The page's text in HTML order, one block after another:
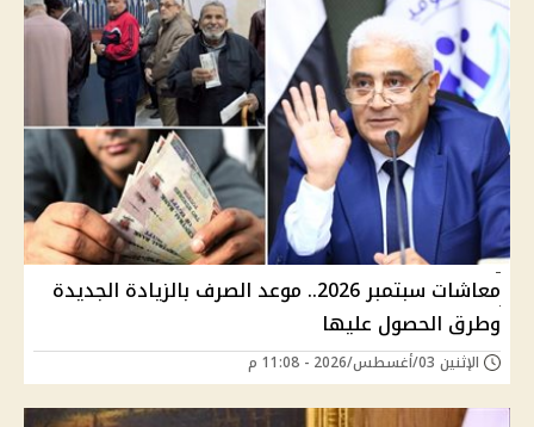
معاشات سبتمبر 2026.. موعد الصرف بالزيادة الجديدة
وطرق الحصول عليها
الإثنين 03/أغسطس/2026 - 11:08 م